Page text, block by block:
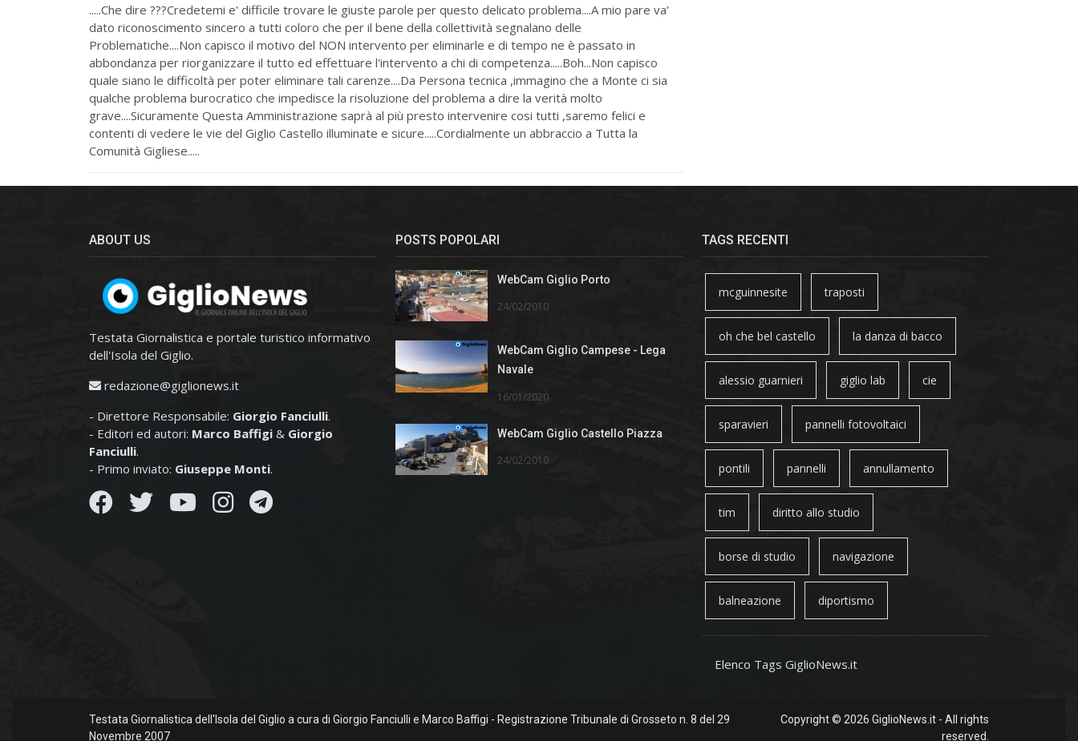
.....Che dire ???Credetemi e' difficile trovare le giuste parole per questo delicato problema....A mio pare va'
dato riconoscimento sincero a tutti coloro che per il bene della collettività segnalano delle
Problematiche....Non capisco il motivo del NON intervento per eliminarle e di tempo ne è passato in
abbondanza per riorganizzare il tutto ed effettuare l'intervento a chi di competenza.....Boh...Non capisco
quale siano le difficoltà per poter eliminare tali carenze....Da Persona tecnica ,immagino che a Monte ci sia
qualche problema burocratico che impedisce la risoluzione del problema a dire la verità molto
grave....Sicuramente Questa Amministrazione saprà al più presto intervenire cosi tutti ,saremo felici e
contenti di vedere le vie del Giglio Castello illuminate e sicure.....Cordialmente un abbraccio a Tutta la
Comunità Gigliese.....
ABOUT US
Testata Giornalistica e portale turistico informativo
dell'Isola del Giglio.
redazione@giglionews.it
- Direttore Responsabile: Giorgio Fanciulli.
- Editori ed autori: Marco Baffigi & Giorgio
Fanciulli.
- Primo inviato: Giuseppe Monti.
POSTS POPOLARI
WebCam Giglio Porto
24/02/2010
WebCam Giglio Campese - Lega
Navale
16/01/2020
WebCam Giglio Castello Piazza
24/02/2010
TAGS RECENTI
mcguinnesite traposti
oh che bel castello la danza di bacco
alessio guarnieri giglio lab cie
sparavieri pannelli fotovoltaici
pontili pannelli annullamento
tim diritto allo studio
borse di studio navigazione
balneazione diportismo
Elenco Tags GiglioNews.it
Testata Giornalistica dell'Isola del Giglio a cura di Giorgio Fanciulli e Marco Baffigi - Registrazione Tribunale di Grosseto n. 8 del 29
Novembre 2007
Copyright © 2026 GiglioNews.it - All rights
reserved.